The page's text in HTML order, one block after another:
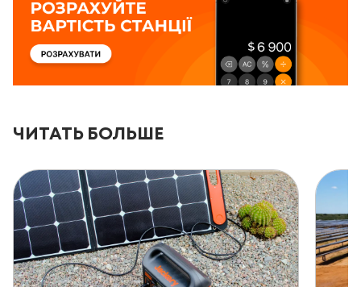
ЧИТАТЬ БОЛЬШЕ